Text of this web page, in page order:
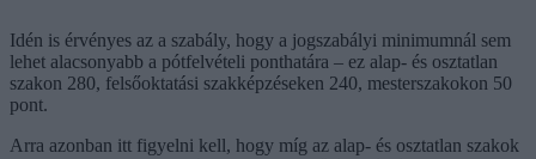
Idén is érvényes az a szabály, hogy a jogszabályi minimumnál sem
lehet alacsonyabb a pótfelvételi ponthatára – ez alap- és osztatlan
szakon 280, felsőoktatási szakképzéseken 240, mesterszakokon 50
pont.
Arra azonban itt figyelni kell, hogy míg az alap- és osztatlan szakok